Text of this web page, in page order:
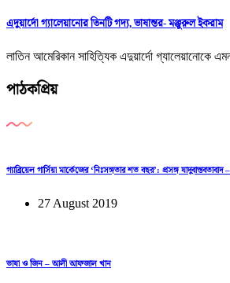
এদুয়ার্দো গ্যালেয়ানোর তিনটি গদ্য, ভাষান্তর- মঞ্জুরুল ইকরাম
লাতিন আমেরিকান সাহিত্যিক এদুয়ার্দো গ্যালেয়ানোকে
পাঠকপ্রিয়
গ্যাব্রিয়েল গার্সিয়া মার্কেজের ‘নিঃসঙ্গতার শত বছর’: প্রসঙ্গ
27 August 2019
ভাষা ও জিন – আলী আফজাল খান